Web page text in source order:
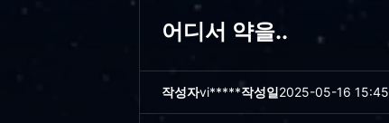
어디서 약을..
작성자vi*****작성일2025-05-16 15:45